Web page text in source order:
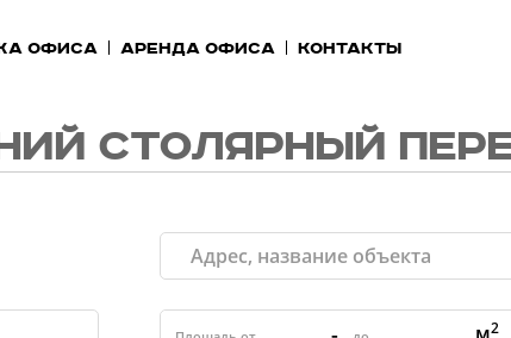
офиса Аренда офиса Контакты
СТОЛЯРНЫЙ
2